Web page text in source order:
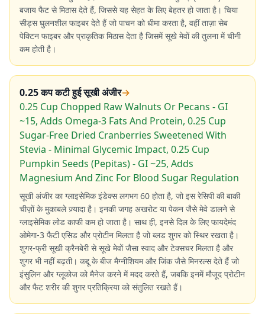
बजाय फैट से मिठास देते हैं, जिससे यह सेहत के लिए बेहतर हो जाता है। चिया
सीड्स घुलनशील फाइबर देते हैं जो पाचन को धीमा करता है, वहीं ताज़ा सेब
पेक्टिन फाइबर और प्राकृतिक मिठास देता है जिसमें सूखे मेवों की तुलना में चीनी
कम होती है।
0.25 कप कटी हुई सूखी अंजीर→
0.25 Cup Chopped Raw Walnuts Or Pecans - GI
~15, Adds Omega-3 Fats And Protein, 0.25 Cup
Sugar-Free Dried Cranberries Sweetened With
Stevia - Minimal Glycemic Impact, 0.25 Cup
Pumpkin Seeds (Pepitas) - GI ~25, Adds
Magnesium And Zinc For Blood Sugar Regulation
सूखी अंजीर का ग्लाइसेमिक इंडेक्स लगभग 60 होता है, जो इस रेसिपी की बाकी
चीज़ों के मुकाबले ज़्यादा है। इनकी जगह अखरोट या पेकन जैसे मेवे डालने से
ग्लाइसेमिक लोड काफी कम हो जाता है। साथ ही, इनसे दिल के लिए फायदेमंद
ओमेगा-3 फैटी एसिड और प्रोटीन मिलता है जो ब्लड शुगर को स्थिर रखता है।
शुगर-फ्री सूखी क्रैनबेरी से सूखे मेवों जैसा स्वाद और टेक्सचर मिलता है और
शुगर भी नहीं बढ़ती। कद्दू के बीज मैग्नीशियम और जिंक जैसे मिनरल्स देते हैं जो
इंसुलिन और ग्लूकोज को मैनेज करने में मदद करते हैं, जबकि इनमें मौजूद प्रोटीन
और फैट शरीर की शुगर प्रतिक्रिया को संतुलित रखते हैं।